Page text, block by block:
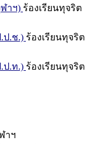
าฯ) ร้องเรียนทุจริต
ป.ช.) ร้องเรียนทุจริต
ป.ท.) ร้องเรียนทุจริต
าฯ